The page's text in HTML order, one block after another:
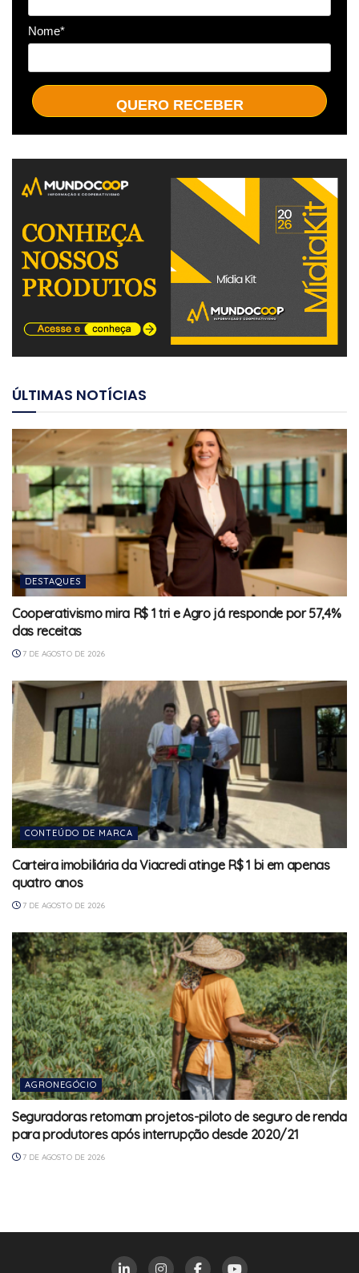
Nome*
QUERO RECEBER
ÚLTIMAS NOTÍCIAS
DESTAQUES
Cooperativismo mira R$ 1 tri e Agro já responde por 57,4%
das receitas
7 DE AGOSTO DE 2026
CONTEÚDO DE MARCA
Carteira imobiliária da Viacredi atinge R$ 1 bi em apenas
quatro anos
7 DE AGOSTO DE 2026
AGRONEGÓCIO
Seguradoras retomam projetos-piloto de seguro de renda
para produtores após interrupção desde 2020/21
7 DE AGOSTO DE 2026